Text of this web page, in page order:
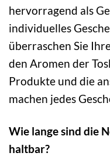
hervorragend als
individuelles
überraschen Sie
den Aromen der
Produkte und die
machen jedes
Wie lange sind die
haltbar?